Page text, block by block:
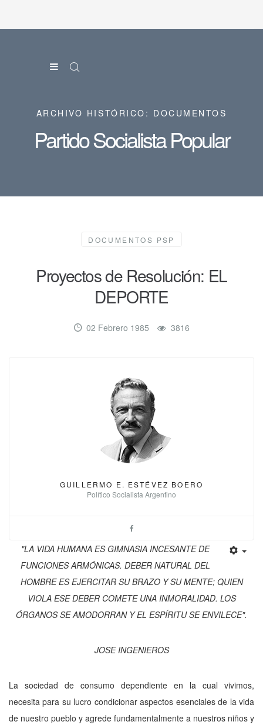
ARCHIVO HISTÓRICO: DOCUMENTOS
Partido Socialista Popular
DOCUMENTOS PSP
Proyectos de Resolución: EL
DEPORTE
02 Febrero 1985 3816
GUILLERMO E. ESTÉVEZ BOERO
Político Socialista Argentino
"LA VIDA HUMANA ES GIMNASIA INCESANTE DE
FUNCIONES ARMÓNICAS. DEBER NATURAL DEL
HOMBRE ES EJERCITAR SU BRAZO Y SU MENTE; QUIEN
VIOLA ESE DEBER COMETE UNA INMORALIDAD. LOS
ÓRGANOS SE AMODORRAN Y EL ESPÍRITU SE ENVILECE".
JOSE INGENIEROS
La sociedad de consumo dependiente en la cual vivimos,
necesita para su lucro condicionar aspectos esenciales de la vida
de nuestro pueblo y agrede fundamentalmente a nuestros niños y